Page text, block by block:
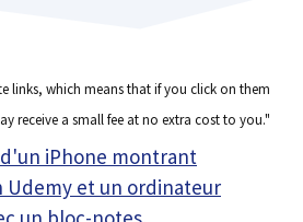
links, which means that if you click on them
receive a small fee at no extra cost to you."